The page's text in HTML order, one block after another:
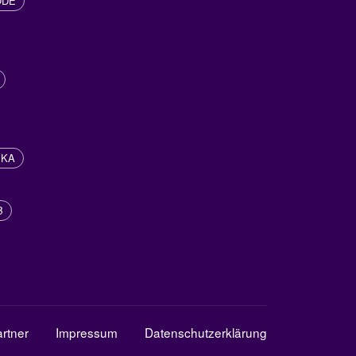
Impressum Datenschutzerklärung